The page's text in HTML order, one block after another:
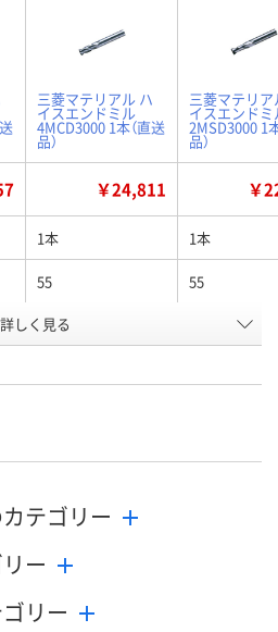
三菱マテリアル ハ
イスエンドミル
4MCD3000 1本（直送
品）
三菱マテリア
イスエンドミ
2MSD3000 1
品）
￥24,811 ￥
1本 1本
55 55
25
直送品 直送品
8月21日（金）まで
数量
カゴへ
詳しく見る
テゴリー
ー
リー